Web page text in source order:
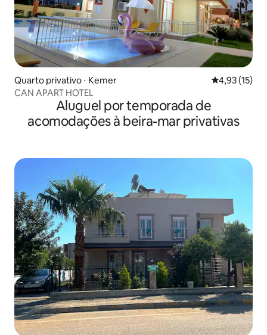
Quarto privativo ⋅ Kemer 4,93 de uma
4,93 (15)
CAN APART HOTEL
Aluguel por temporada de
acomodações à beira-mar privativas